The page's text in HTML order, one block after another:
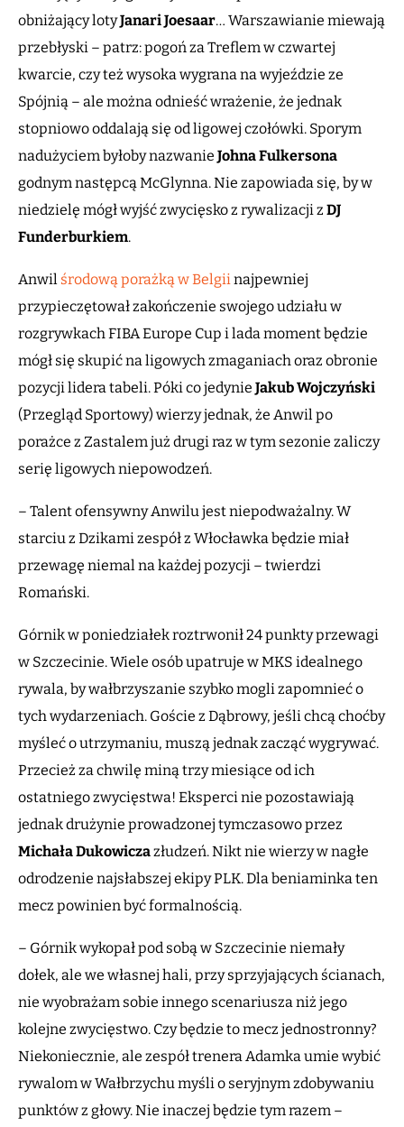
obniżający lotyJanari Joesaar… Warszawianie miewają
przebłyski – patrz: pogoń za Treflem w czwartej
kwarcie, czy też wysoka wygrana na wyjeździe ze
Spójnią – ale można odnieść wrażenie, że jednak
stopniowo oddalają się od ligowej czołówki. Sporym
nadużyciem byłoby nazwanie Johna Fulkersona
godnym następcą McGlynna. Nie zapowiada się, by w
niedzielę mógł wyjść zwycięsko z rywalizacji z DJ
Funderburkiem.
Anwil środową porażką w Belgiinajpewniej
przypieczętował zakończenie swojego udziału w
rozgrywkach FIBA Europe Cup i lada moment będzie
mógł się skupić na ligowych zmaganiach oraz obronie
pozycji lidera tabeli. Póki co jedynie Jakub Wojczyński
(Przegląd Sportowy) wierzy jednak, że Anwil po
porażce z Zastalem już drugi raz w tym sezonie zaliczy
serię ligowych niepowodzeń.
– Talent ofensywny Anwilu jest niepodważalny. W
starciu z Dzikami zespół z Włocławka będzie miał
przewagę niemal na każdej pozycji – twierdzi
Romański.
Górnik w poniedziałek roztrwonił 24 punkty przewagi
w Szczecinie. Wiele osób upatruje w MKS idealnego
rywala, by wałbrzyszanie szybko mogli zapomnieć o
tych wydarzeniach. Goście z Dąbrowy, jeśli chcą choćby
myśleć o utrzymaniu, muszą jednak zacząć wygrywać.
Przecież za chwilę miną trzy miesiące od ich
ostatniego zwycięstwa! Eksperci nie pozostawiają
jednak drużynie prowadzonej tymczasowo przez
Michała Dukowiczazłudzeń. Nikt nie wierzy w nagłe
odrodzenie najsłabszej ekipy PLK. Dla beniaminka ten
mecz powinien być formalnością.
– Górnik wykopał pod sobą w Szczecinie niemały
dołek, ale we własnej hali, przy sprzyjających ścianach,
nie wyobrażam sobie innego scenariusza niż jego
kolejne zwycięstwo. Czy będzie to mecz jednostronny?
Niekoniecznie, ale zespół trenera Adamka umie wybić
rywalom w Wałbrzychu myśli o seryjnym zdobywaniu
punktów z głowy. Nie inaczej będzie tym razem –